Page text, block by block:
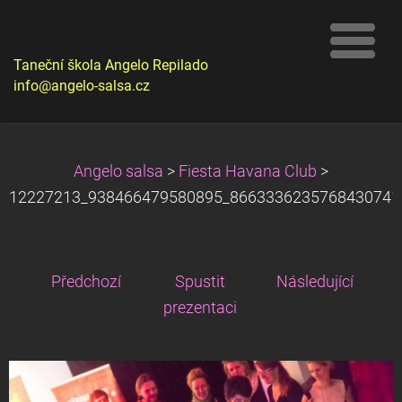
Taneční škola Angelo Repilado
info@angelo-salsa.cz
Angelo salsa > Fiesta Havana Club >
Předchozí
Spustit
prezentaci
Následující